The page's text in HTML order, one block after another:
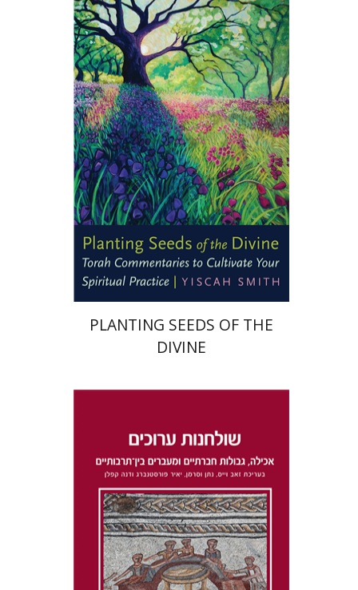
Yiscah Smith
הנחת אתר ספר מודפס
$25
$22
PLANTING SEEDS OF THE
DIVINE
דנה קפלן נתן וסרמן
זאב וייס
יאיר פורסטנברג